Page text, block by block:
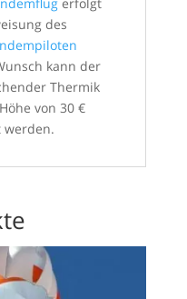
des
kann der
Thermik
von 30 €
werden.